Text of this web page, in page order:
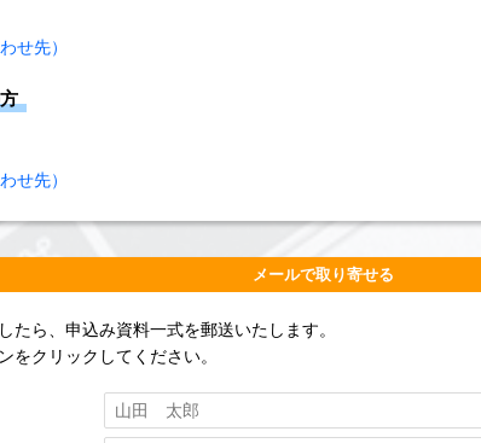
せ先）
せ先）
メールで取り寄せる
たら、申込み資料一式を郵送いたします。
をクリックしてください。